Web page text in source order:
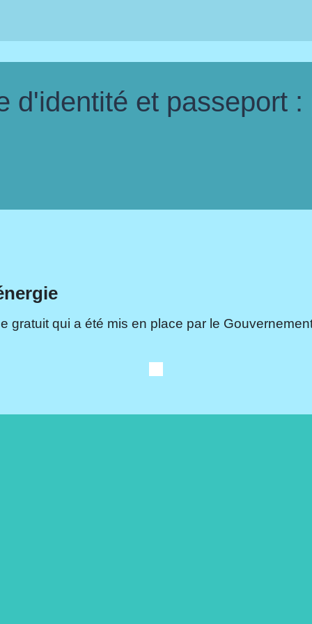
d'identité et passeport
gratuit qui a été mis en place par le